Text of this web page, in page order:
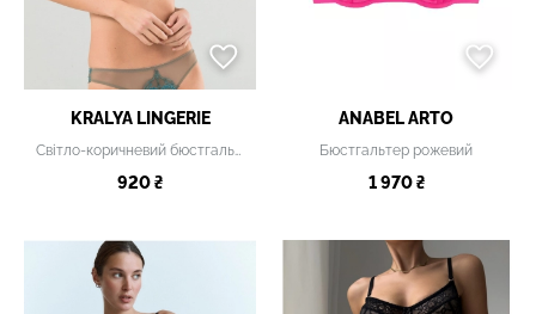
KRALYA LINGERIE
Світло-коричневий бюстгальтер
920 ₴
ANABEL ARTO
Бюстгальтер рожевий
1 970 ₴